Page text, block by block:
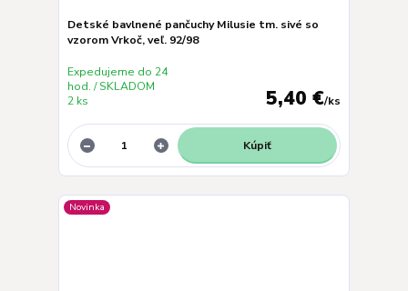
Detské bavlnené pančuchy Milusie tm. sivé so
vzorom Vrkoč, veľ. 92/98
5,40 €/ks
Expedujeme do 24
hod. / SKLADOM
2 ks
Kúpiť
Novinka